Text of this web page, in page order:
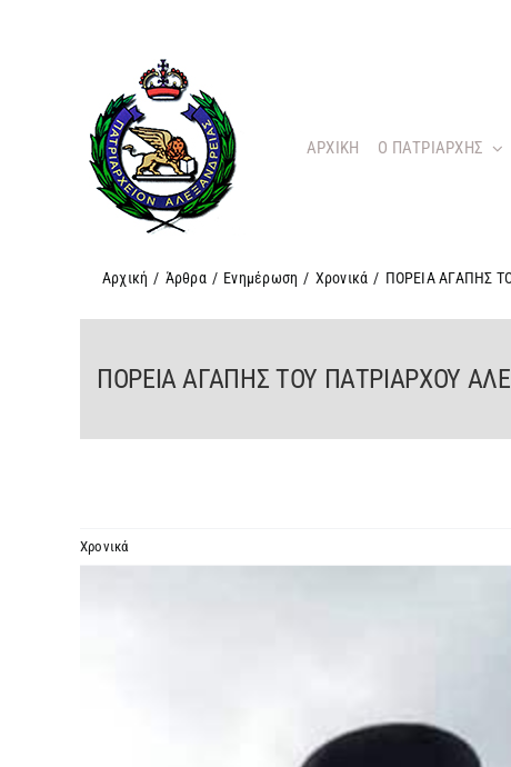
ΑΡΧΙΚΗ O ΠΑΤΡΙΑΡΧΗΣ
Αρχική / Άρθρα / Ενημέρωση / Χρονικά / ΠΟΡΕΙΑ ΑΓΑΠΗΣ
ΠΟΡΕΙΑ ΑΓΑΠΗΣ ΤΟΥ ΠΑΤΡΙΑΡΧΟΥ
Χρονικά